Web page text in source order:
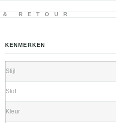
RETOUR
KENMERKEN
Stijl
Stof
Kleur